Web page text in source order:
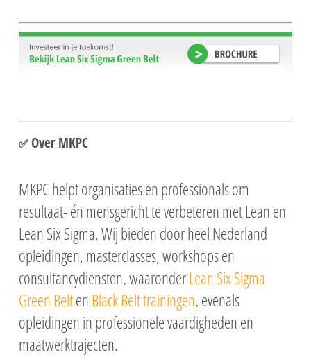
✅Over MKPC
MKPChelpt organisaties en professionals om
resultaat- én mensgericht te verbeteren met Lean en
Lean Six Sigma. Wij bieden door heel Nederland
opleidingen, masterclasses, workshops en
consultancydiensten, waaronderLean Six Sigma
Green BeltenBlack Belt trainingen, evenals
opleidingen in professionele vaardigheden en
maatwerktrajecten.